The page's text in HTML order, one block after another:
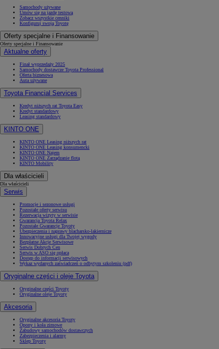
Samochody używane
Umów się na jazdę testową
Zobacz wszystkie cenniki
Konfiguruj swoją Toyotę
Oferty specjalne i Finansowanie
Oferty specjalne i Finansowanie
Aktualne oferty
Finał wyprzedaży 2025
Samochody dostawcze Toyota Professional
Oferta biznesowa
Auta używane
Toyota Financial Services
Kredyt niższych rat Toyota Easy
Kredyt standardowy
Leasing standardowy
KINTO ONE
KINTO ONE Leasing niższych rat
KINTO ONE Leasing konsumencki
KINTO ONE Najem
KINTO ONE Zarządzanie flotą
KINTO Mobility
Dla właścicieli
Dla właścicieli
Serwis
Promocje i sezonowe usługi
Pozostałe oferty serwisu
Rezerwacja wizyty w serwisie
Gwarancja Toyota Relax
Pozostałe Gwarancje Toyoty
Ubezpieczenia i naprawy blacharsko-lakiernicze
Innowacyjne usługi dla Twojej wygody
Bezpłatne Akcje Serwisowe
Serwis Dobrych Cen
Serwis w ASO się opłaca
Dostęp do informacji serwisowych
Wykaz wydanych zaświadczeń o odbytym szkoleniu (pdf)
Oryginalne części i oleje Toyota
Oryginalne części Toyoty
Oryginalne oleje Toyoty
Akcesoria
Oryginalne akcesoria Toyoty
Opony i koła zimowe
Zabudowy samochodów dostawczych
Zabezpieczenia i alarmy
Sklep Toyoty